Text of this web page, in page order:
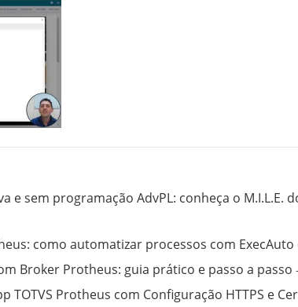
e sem programação AdvPL: conheça o M.I.L.E.
como automatizar processos com ExecAuto
Broker Protheus: guia prático e passo a passo
TOTVS Protheus com Configuração HTTPS e